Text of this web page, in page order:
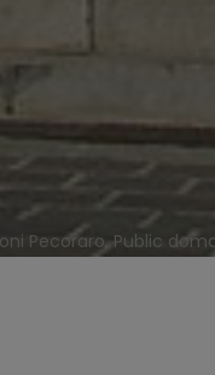
Pecoraro, Public